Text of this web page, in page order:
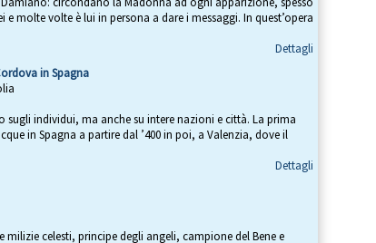
e molte volte è lui in persona a dare i messaggi. In quest’opera
Dettagli
in Spagna
individui, ma anche su intere nazioni e città. La prima
in Spagna a partire dal ’400 in poi, a Valenzia, dove il
Dettagli
milizie celesti, principe degli angeli, campione del Bene e